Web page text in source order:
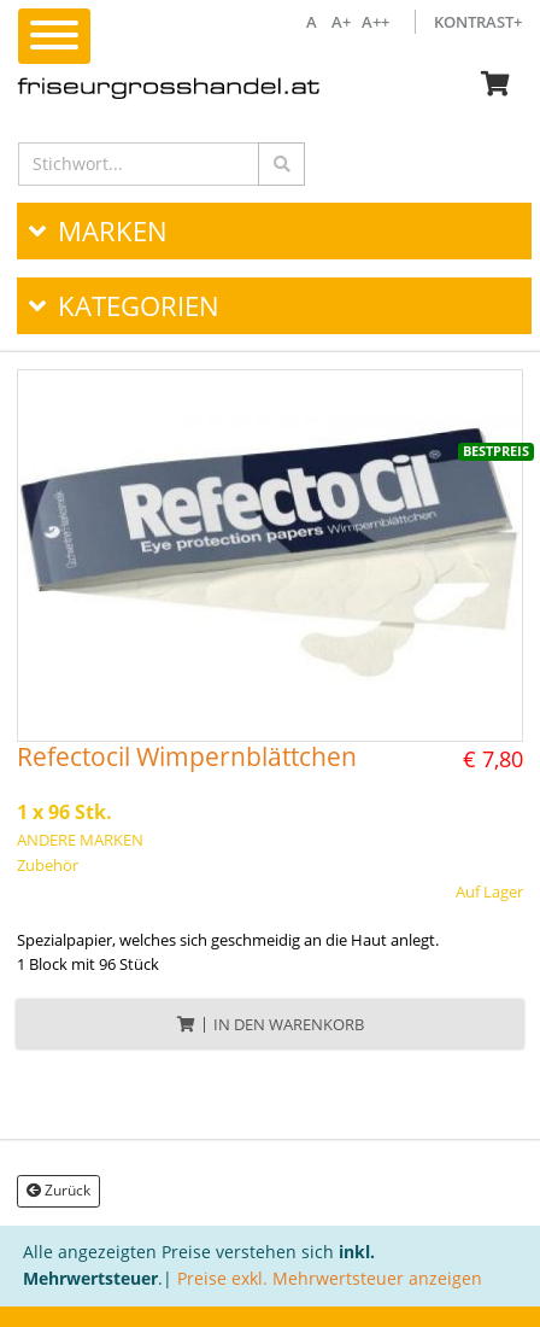
A A+ A++ KONTRAST+
MARKEN
KATEGORIEN
BESTPREIS
Refectocil Wimpernblättchen € 7,80
1 x 96 Stk.
ANDERE MARKEN
Zubehör
Auf Lager
Spezialpapier, welches sich geschmeidig an die Haut anlegt.
1 Block mit 96 Stück
IN DEN WARENKORB
Zurück
Alle angezeigten Preise verstehen sich inkl.
Mehrwertsteuer.| Preise exkl. Mehrwertsteuer anzeigen